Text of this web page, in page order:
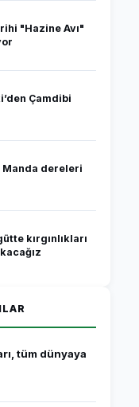
"Hazine Avı"
Çamdibi
Manda dereleri
kırgınlıkları
tüm dünyaya